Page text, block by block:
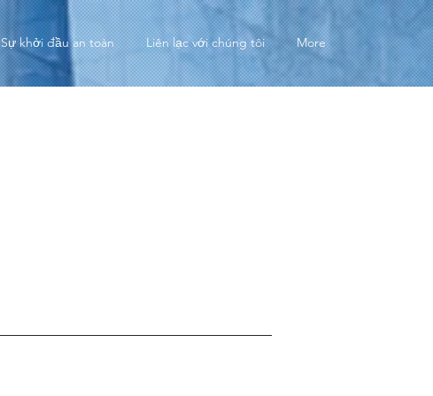
Sự khởi đầu an toàn Liên lạc với chúng tôi More